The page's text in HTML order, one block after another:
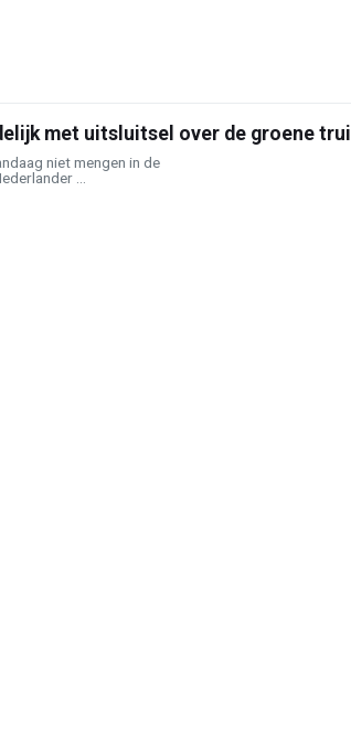
met uitsluitsel over de groene trui
niet mengen in de
...